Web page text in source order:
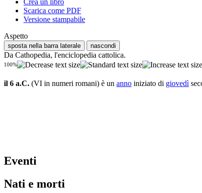
Crea un libro
Scarica come PDF
Versione stampabile
Aspetto
sposta nella barra laterale nascondi
Da Cathopedia, l'enciclopedia cattolica.
100%
il 6 a.C. (VI in numeri romani) è un anno iniziato di giovedì
Eventi
Nati e morti